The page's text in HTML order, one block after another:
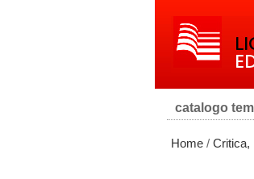
catalogo
Home / Critica,